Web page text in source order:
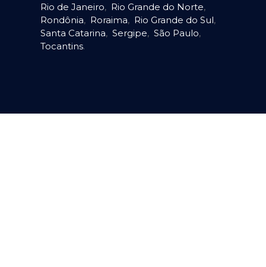
Rio de Janeiro, Rio Grande do Norte,
Rondônia, Roraima, Rio Grande do Sul,
Santa Catarina, Sergipe, São Paulo,
Tocantins.